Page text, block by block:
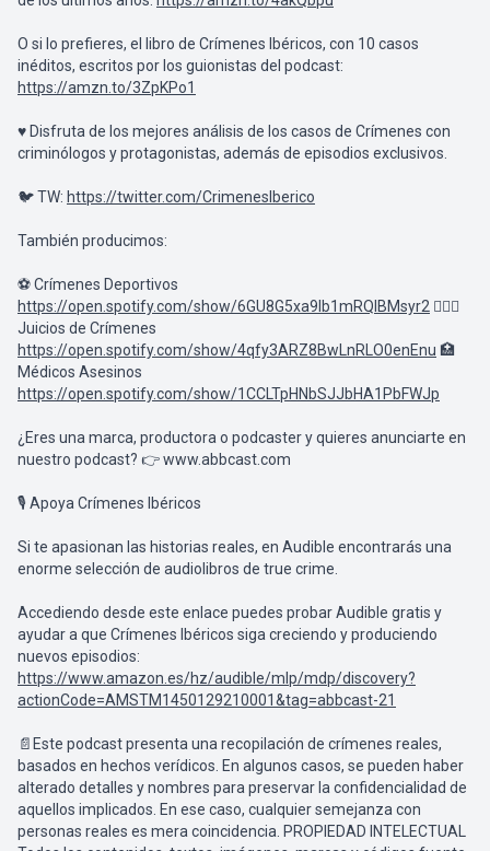
O si lo prefieres, el libro de Crímenes Ibéricos, con 10 casos
inéditos, escritos por los guionistas del podcast:
https://amzn.to/3ZpKPo1
♥️ Disfruta de los mejores análisis de los casos de Crímenes con
criminólogos y protagonistas, además de episodios exclusivos.
🐦 TW: https://twitter.com/CrimenesIberico
También producimos:
⚽ Crímenes Deportivos
https://open.spotify.com/show/6GU8G5xa9lb1mRQlBMsyr2 👩🏼‍⚖️
Juicios de Crímenes
https://open.spotify.com/show/4qfy3ARZ8BwLnRLO0enEnu 🏥
Médicos Asesinos
https://open.spotify.com/show/1CCLTpHNbSJJbHA1PbFWJp
¿Eres una marca, productora o podcaster y quieres anunciarte en
nuestro podcast? 👉 www.abbcast.com
🎙 Apoya Crímenes Ibéricos
Si te apasionan las historias reales, en Audible encontrarás una
enorme selección de audiolibros de true crime.
Accediendo desde este enlace puedes probar Audible gratis y
ayudar a que Crímenes Ibéricos siga creciendo y produciendo
nuevos episodios:
https://www.amazon.es/hz/audible/mlp/mdp/discovery?
actionCode=AMSTM1450129210001&tag=abbcast-21
📄Este podcast presenta una recopilación de crímenes reales,
basados en hechos verídicos. En algunos casos, se pueden haber
alterado detalles y nombres para preservar la confidencialidad de
aquellos implicados. En ese caso, cualquier semejanza con
personas reales es mera coincidencia. PROPIEDAD INTELECTUAL